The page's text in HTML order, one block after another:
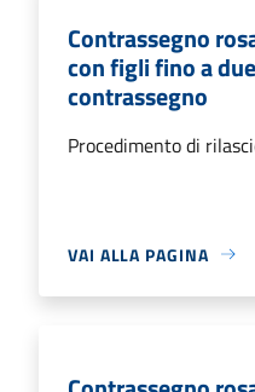
Contrassegno
con figli fino a
contrassegno
Procedimento di
VAI ALLA PAGINA